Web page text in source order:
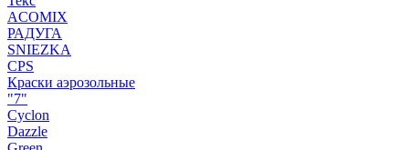
ACOMIX
РАДУГА
SNIEZKA
CPS
Краски аэрозольные
"7"
Cyclon
Dazzle